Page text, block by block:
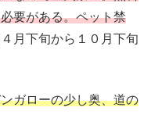
要がある。ペット禁
月下旬から１０月下旬
ガローの少し奥、道の